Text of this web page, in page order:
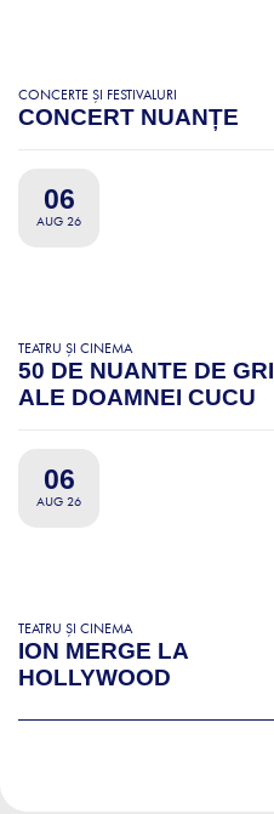
CONCERTE ȘI FESTIVALURI
CONCERT NUANȚE
06
AUG 26
TEATRU ȘI CINEMA
50 DE NUANTE DE GRI
ALE DOAMNEI CUCU
06
AUG 26
TEATRU ȘI CINEMA
ION MERGE LA
HOLLYWOOD